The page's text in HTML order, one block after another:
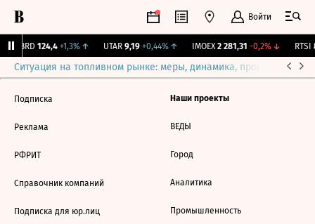
Войти
ABRD 124,4 +1,3%↑ UTAR 9,19 +0,44%↑ IMOEX 2 281,31 -0,2%↓ RTSI
Ситуация на топливном рынке: меры, динамика, прогнозы
Подписка
Реклама
РФРИТ
Справочник компаний
Подписка для юр.лиц
Наши проекты
ВЕДЫ
Город
Аналитика
Промышленность